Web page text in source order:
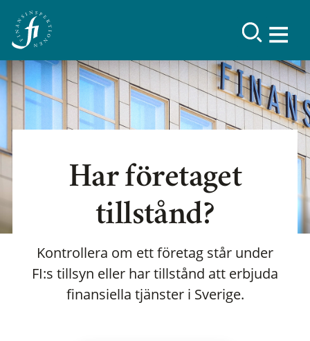
Har företaget
tillstånd?
Kontrollera om ett företag står under
FI:s tillsyn eller har tillstånd att erbjuda
finansiella tjänster i Sverige.